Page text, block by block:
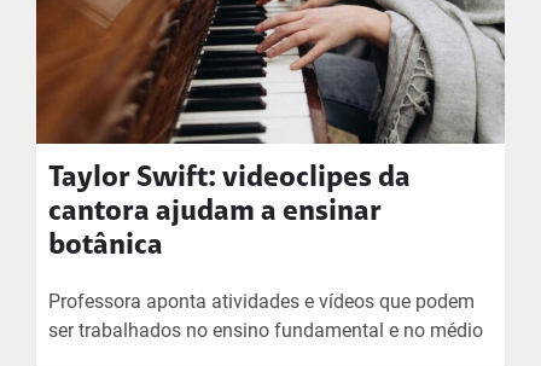
Taylor Swift: videoclipes da
cantora ajudam a ensinar
botânica
Professora aponta atividades e vídeos que podem
ser trabalhados no ensino fundamental e no médio